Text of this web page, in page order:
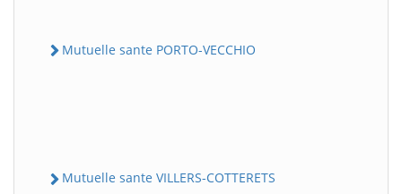
Mutuelle sante PORTO-VECCHIO
Mutuelle sante VILLERS-COTTERETS